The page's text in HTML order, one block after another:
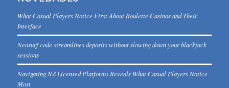
What Casual Players Notice First About Roulette Casinos and Their
Interface
Neosurf code streamlines deposits without slowing down your blackjack
sessions
Navigating NZ Licensed Platforms Reveals What Casual Players Notice
Most